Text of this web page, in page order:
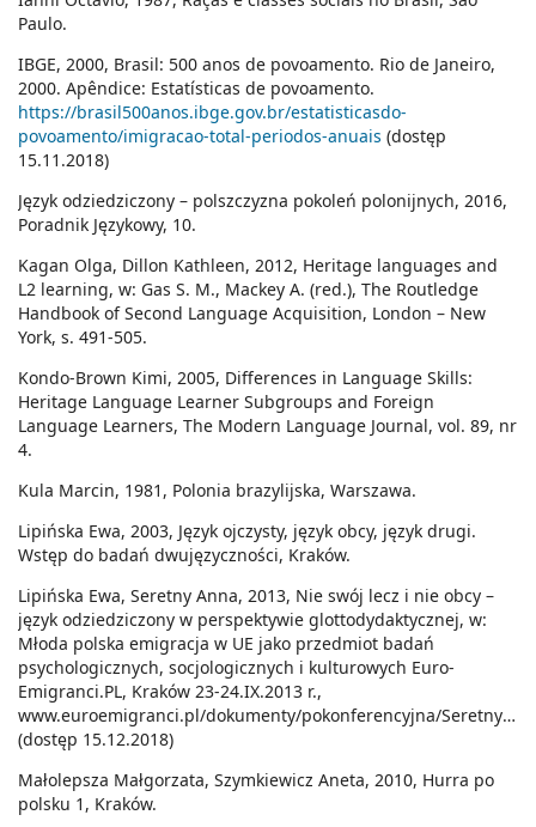
Paulo.
IBGE, 2000, Brasil: 500 anos de povoamento. Rio de Janeiro,
2000. Apêndice: Estatísticas de povoamento.
https://brasil500anos.ibge.gov.br/estatisticasdo-
povoamento/imigracao-total-periodos-anuais (dostęp
15.11.2018)
Język odziedziczony – polszczyzna pokoleń polonijnych, 2016,
Poradnik Językowy, 10.
Kagan Olga, Dillon Kathleen, 2012, Heritage languages and
L2 learning, w: Gas S. M., Mackey A. (red.), The Routledge
Handbook of Second Language Acquisition, London – New
York, s. 491-505.
Kondo-Brown Kimi, 2005, Differences in Language Skills:
Heritage Language Learner Subgroups and Foreign
Language Learners, The Modern Language Journal, vol. 89, nr
4.
Kula Marcin, 1981, Polonia brazylijska, Warszawa.
Lipińska Ewa, 2003, Język ojczysty, język obcy, język drugi.
Wstęp do badań dwujęzyczności, Kraków.
Lipińska Ewa, Seretny Anna, 2013, Nie swój lecz i nie obcy –
język odziedziczony w perspektywie glottodydaktycznej, w:
Młoda polska emigracja w UE jako przedmiot badań
psychologicznych, socjologicznych i kulturowych Euro-
Emigranci.PL, Kraków 23-24.IX.2013 r.,
www.euroemigranci.pl/dokumenty/pokonferencyjna/
(dostęp 15.12.2018)
Małolepsza Małgorzata, Szymkiewicz Aneta, 2010, Hurra po
polsku 1, Kraków.